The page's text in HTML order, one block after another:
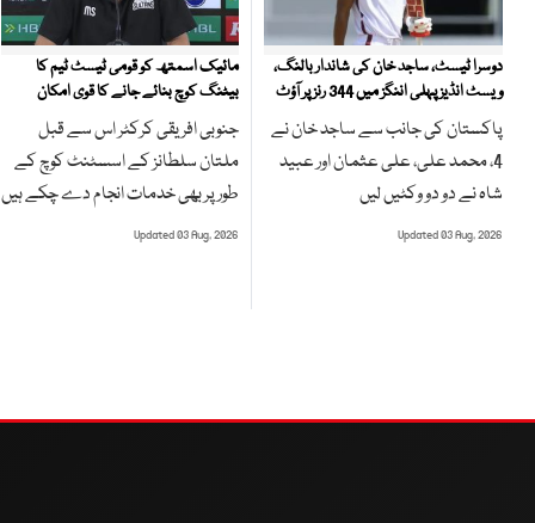
دوسرا ٹیسٹ، ساجد خان کی شاندار بالنگ،
ویسٹ انڈیز پہلی اننگز میں 344 رنز پر آؤٹ
پاکستان کی جانب سے ساجد خان نے
4، محمد علی، علی عثمان اور عبید
شاہ نے دو دو وکٹیں لیں
Updated 03 Aug, 2026
مائیک اسمتھ کو قومی ٹیسٹ ٹیم کا
بیٹنگ کوچ بنائے جانے کا قوی امکان
جنوبی افریقی کرکٹر اس سے قبل
ملتان سلطانز کے اسسٹنٹ کوچ کے
طور پر بھی خدمات انجام دے چکے ہیں
Updated 03 Aug, 2026